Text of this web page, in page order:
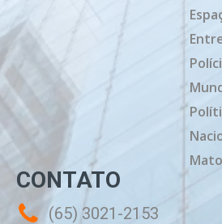
CONTATO
(65) 3021-2153